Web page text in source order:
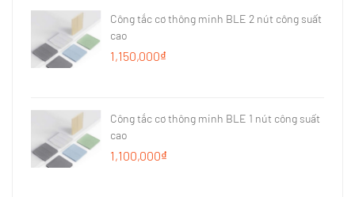
Công tắc cơ thông minh BLE 2 nút công suất
cao
1,150,000₫
Công tắc cơ thông minh BLE 1 nút công suất
cao
1,100,000₫